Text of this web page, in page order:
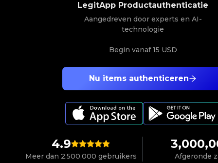
4.9
Meer dan 2.500.000 gebruikers Afgeronde
Nu items authenticeren
LegitApp Productauthenticatie
Aangedreven door experts en AI-
technologie
Begin vanaf15 USD